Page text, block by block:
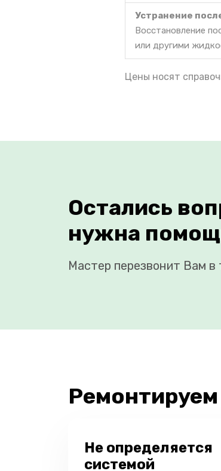
Устранение
Восстановление
или другими
Цены носят
Остались
нужна
Мастер перезвонит Вам в
Не определяется
системой